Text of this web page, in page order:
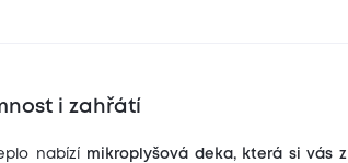
i zahřátí
nabízí
mikroplyšová deka, která si vás